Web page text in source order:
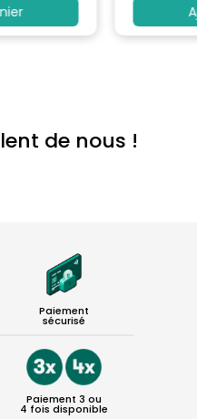
de nous !
Paiement
sécurisé
Paiement 3 ou
4 fois disponible